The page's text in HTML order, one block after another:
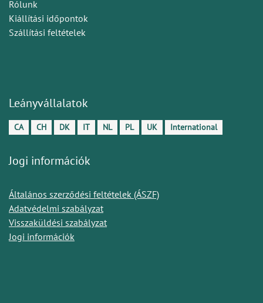
Rólunk
Kiállítási időpontok
Szállítási feltételek
Leányvállalatok
CA CH DK IT NL PL UK International
Jogi információk
Általános szerződési feltételek (ÁSZF)
Adatvédelmi szabályzat
Visszaküldési szabályzat
Jogi információk